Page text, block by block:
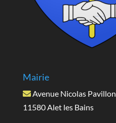
Mairie
Avenue Nicolas Pavillon
11580 Alet les Bains